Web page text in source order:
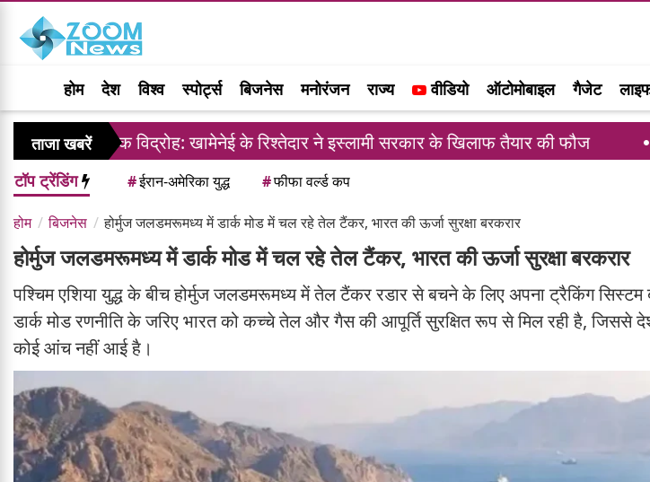
होम देश विश्व स्पोर्ट्स बिजनेस मनोरंजन राज्य वीडियो ऑटोमोबाइल गैजेट
ताजा खबरें
विद्रोह: खामेनेई के रिश्तेदार ने इस्लामी सरकार के खिलाफ तैयार की फौज यूपीआई चार्ज
टॉप ट्रेंडिंग #ईरान-अमेरिका युद्ध #फीफा वर्ल्ड कप
होम बिजनेस होर्मुज जलडमरूमध्य में डार्क मोड में चल रहे तेल टैंकर, भारत की ऊर्जा सुरक्षा बरकरार
होर्मुज जलडमरूमध्य में डार्क मोड में चल रहे तेल टैंकर, भारत की ऊर्जा सुरक्षा बरकरार
पश्चिम एशिया युद्ध के बीच होर्मुज जलडमरूमध्य में तेल टैंकर रडार से बचने के लिए अपना ट्रैकिंग
डार्क मोड रणनीति के जरिए भारत को कच्चे तेल और गैस की आपूर्ति सुरक्षित रूप से मिल रही है, जिससे
कोई आंच नहीं आई है।